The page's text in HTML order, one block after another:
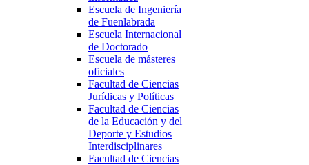
Escuela de Ingeniería
de Fuenlabrada
Escuela Internacional
de Doctorado
Escuela de másteres
oficiales
Facultad de Ciencias
Jurídicas y Políticas
Facultad de Ciencias
de la Educación y del
Deporte y Estudios
Interdisciplinares
Facultad de Ciencias